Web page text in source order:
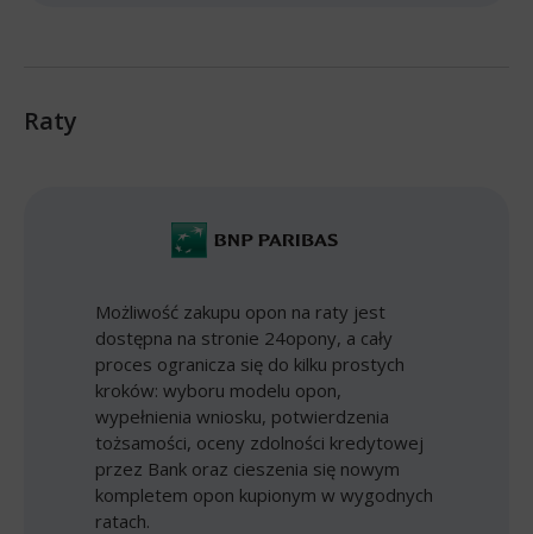
Raty
Możliwość zakupu opon na raty jest
dostępna na stronie 24opony, a cały
proces ogranicza się do kilku prostych
kroków: wyboru modelu opon,
wypełnienia wniosku, potwierdzenia
tożsamości, oceny zdolności kredytowej
przez Bank oraz cieszenia się nowym
kompletem opon kupionym w wygodnych
ratach.